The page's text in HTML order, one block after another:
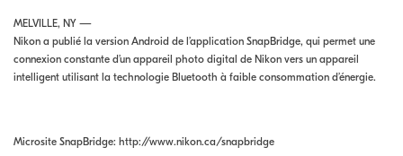
MELVILLE, NY —
Nikon a publié la version Android de l’application SnapBridge, qui permet une
connexion constante d’un appareil photo digital de Nikon vers un appareil
intelligent utilisant la technologie Bluetooth à faible consommation d’énergie.
Microsite SnapBridge: http://www.nikon.ca/snapbridge